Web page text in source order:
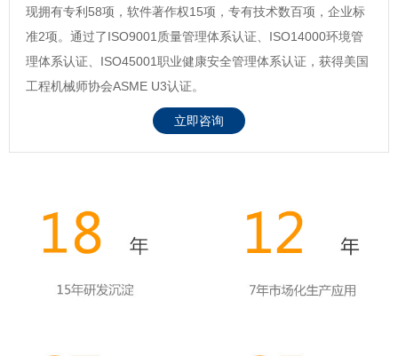
现拥有专利58项，软件著作权15项，专有技术数百项，企业标
准2项。通过了ISO9001质量管理体系认证、ISO14000环境管
理体系认证、ISO45001职业健康安全管理体系认证，获得美国
工程机械师协会ASME U3认证。
立即咨询